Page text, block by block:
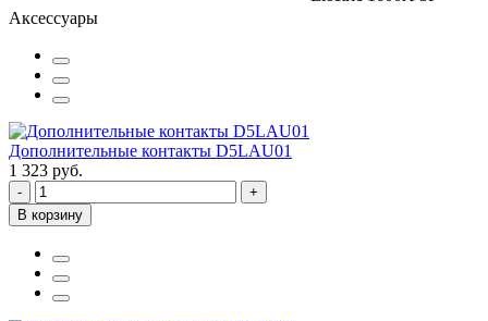
Аксессуары
Дополнительные контакты D5LAU01
1 323 руб.
-
+
В корзину